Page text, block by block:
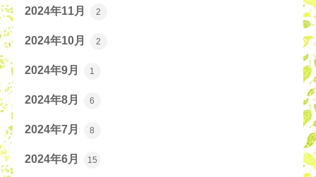
2024年11月 2
2024年10月 2
2024年9月 1
2024年8月 6
2024年7月 8
2024年6月 15